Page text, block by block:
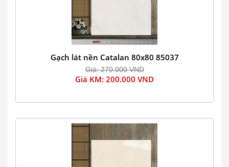
Gạch lát nền Catalan 80x80 85037
Giá: 270.000 VND
Giá KM: 200.000 VND